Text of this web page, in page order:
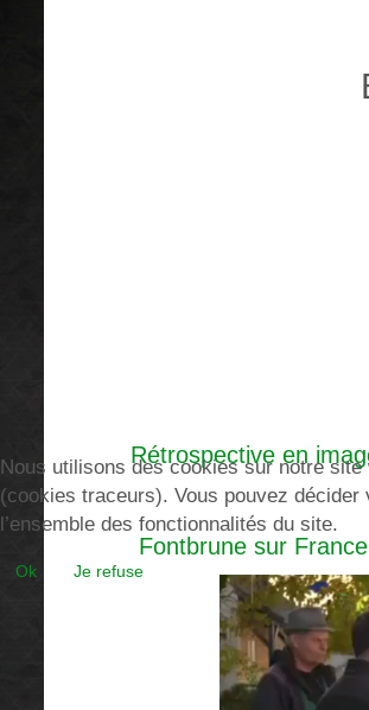
Rétrospective en
Fontbrune sur
Nous utilisons des cookies sur notre site
(cookies traceurs). Vous pouvez
l’ensemble des fonctionnalités du site.
Ok Je refuse